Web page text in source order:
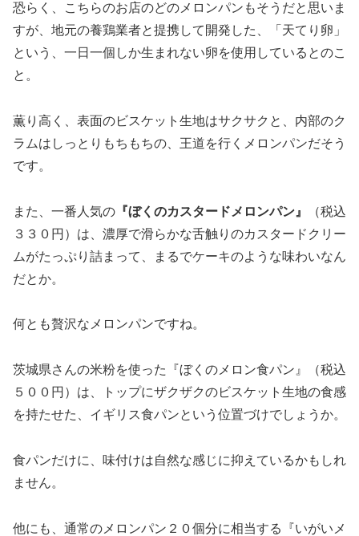
恐らく、こちらのお店のどのメロンパンもそうだと思いま
すが、地元の養鶏業者と提携して開発した、「天てり卵」
という、一日一個しか生まれない卵を使用しているとのこ
と。
薫り高く、表面のビスケット生地はサクサクと、内部のク
ラムはしっとりもちもちの、王道を行くメロンパンだそう
です。
また、一番人気の 『ぼくのカスタードメロンパン』
（税込
３３０円）は、濃厚で滑らかな舌触りのカスタードクリー
ムがたっぷり詰まって、まるでケーキのような味わいなん
だとか。
何とも贅沢なメロンパンですね。
茨城県さんの米粉を使った『ぼくのメロン食パン』（税込
５００円）は、トップにザクザクのビスケット生地の食感
を持たせた、イギリス食パンという位置づけでしょうか。
食パンだけに、味付けは自然な感じに抑えているかもしれ
ません。
他にも、通常のメロンパン２０個分に相当する『いがいメ